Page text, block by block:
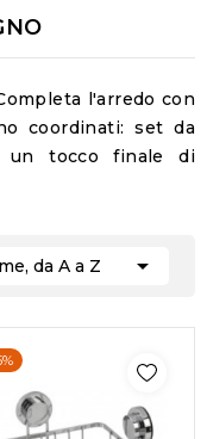
l'arredo con
coordinati: set da
un tocco finale di
da A a Z 